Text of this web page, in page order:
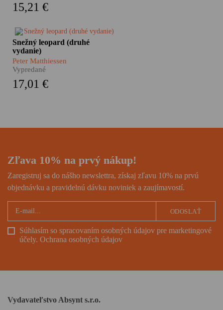
láske i obrovských stratách, o
veľkej ženskej sile.
15,21 €
Himalájske dobrodružstvo,
nezvyčajný cestopis, hlboká
meditácia i silný
autobiografický román. Taký je
Matthiessena, pútnika po
Snežný leopard (druhé
vydanie)
Peter Matthiessen
Vypredané
17,01 €
Zľava 10% na prvý nákup!
Zaregistruj sa do nášho newslettra, získaj zľavu 10% na prvú
objednávku a pravidelnú dávku noviniek a zaujímavostí.
Súhlasím so spracovaním osobných údajov pre marketingové
účely. Ochrana osobných údajov
ODOSLAŤ
Vydavateľstvo Absynt s.r.o.